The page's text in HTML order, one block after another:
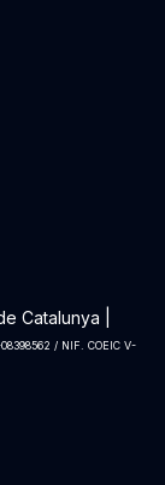
Catalunya |
/ NIF. COEIC V-